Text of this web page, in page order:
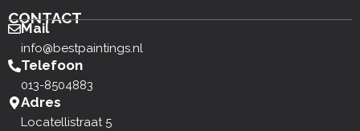
CONTACT
Mail
info@bestpaintings.nl
Telefoon
013-8504883
Adres
Locatellistraat 5